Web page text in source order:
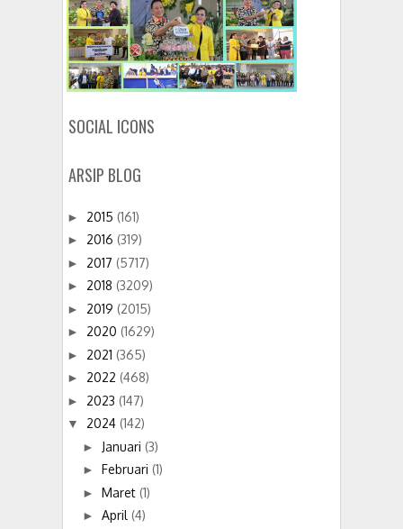
SOCIAL ICONS
ARSIP BLOG
► 2015 (161)
► 2016 (319)
► 2017 (5717)
► 2018 (3209)
► 2019 (2015)
► 2020 (1629)
► 2021 (365)
► 2022 (468)
► 2023 (147)
▼ 2024 (142)
► Januari (3)
► Februari (1)
► Maret (1)
► April (4)